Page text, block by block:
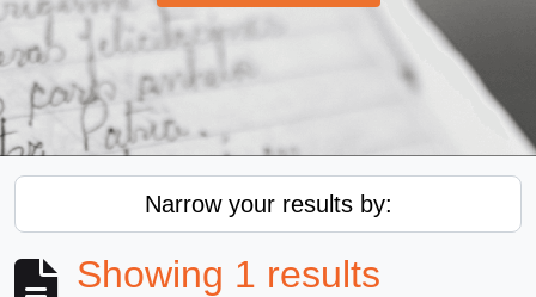
Narrow your results by:
Showing 1 results